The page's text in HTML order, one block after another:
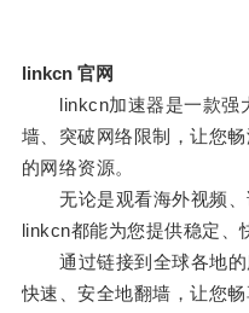
linkcn 官网
linkcn加速器是一款强
墙、突破网络限制，让您
的网络资源。
无论是观看海外视频、
linkcn都能为您提供稳定、
通过链接到全球各地的
快速、安全地翻墙，让您畅